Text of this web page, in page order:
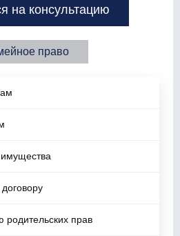
на консультацию
право
имущества
прав